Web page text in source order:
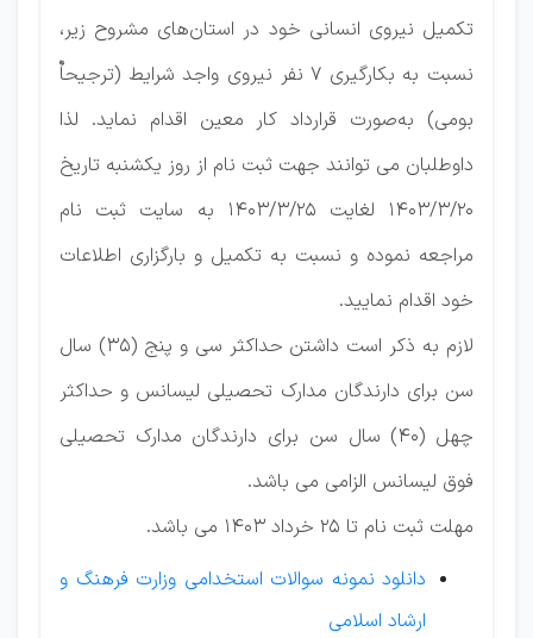
تکمیل نیروی انسانی خود در استان‌های مشروح زیر،
نسبت به بکارگیری 7 نفر نیروی واجد شرایط (ترجیحاٌ
بومی) به‌صورت قرارداد کار معین اقدام نماید. لذا
داوطلبان می توانند جهت ثبت نام از روز یکشنبه تاریخ
1403/3/20 لغایت 1403/3/25 به سایت ثبت نام
مراجعه نموده و نسبت به تکمیل و بارگزاری اطلاعات
خود اقدام نمایید.
لازم به ذکر است داشتن حداکثر سی و پنج (35) سال
سن برای دارندگان مدارک تحصیلی لیسانس و حداکثر
چهل (40) سال سن برای دارندگان مدارک تحصیلی
فوق لیسانس الزامی می باشد.
مهلت ثبت نام تا 25 خرداد 1403 می باشد.
دانلود نمونه سوالات استخدامی وزارت فرهنگ و
ارشاد اسلامی